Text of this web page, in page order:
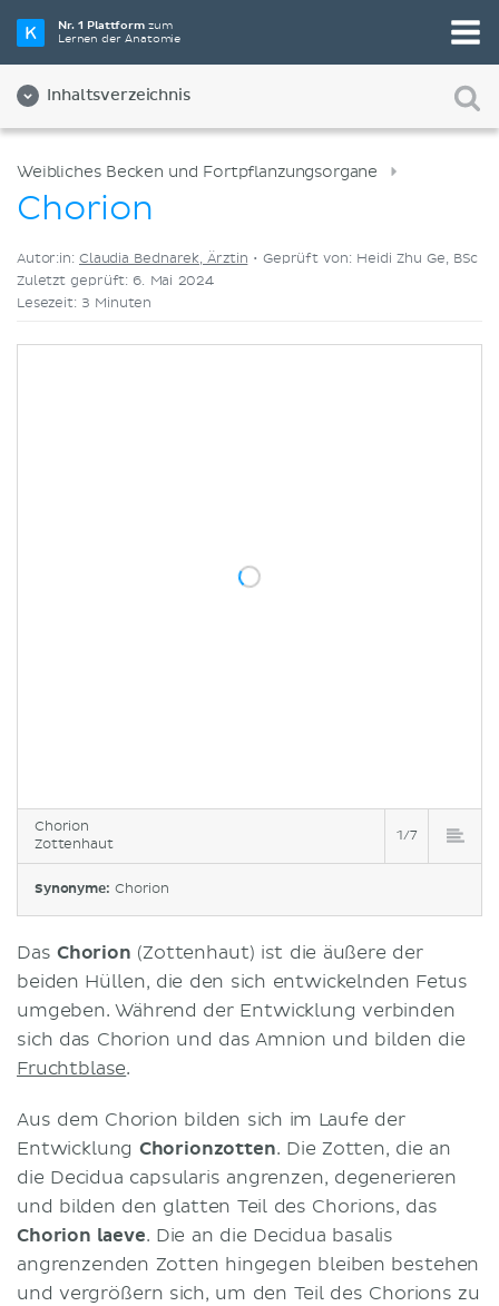
Nr. 1 Plattformzum
Lernen der Anatomie
Inhaltsverzeichnis
Wähle die beste Lernmethode für dich
Videos
Weibliches Becken und Fortpflanzungsorgane
Chorion
Autor:in: Claudia Bednarek, Ärztin •Geprüft von: Heidi Zhu Ge, BSc
Zuletzt geprüft: 6. Mai 2024
Lesezeit: 3 Minuten
Chorion
Zottenhaut
1/7
Synonyme: Chorion
Das Chorion (Zottenhaut) ist die äußere der
beiden Hüllen, die den sich entwickelnden Fetus
umgeben. Während der Entwicklung verbinden
sich das Chorion und das Amnion und bilden die
Fruchtblase.
Aus dem Chorion bilden sich im Laufe der
Entwicklung Chorionzotten. Die Zotten, die an
die Decidua capsularis angrenzen, degenerieren
und bilden den glatten Teil des Chorions, das
Chorion laeve. Die an die Decidua basalis
angrenzenden Zotten hingegen bleiben bestehen
und vergrößern sich, um den Teil des Chorions zu